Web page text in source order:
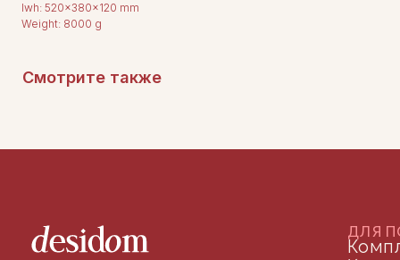
lwh: 520x380x120 mm
Weight: 8000 g
Смотрите также
Публичная оферта
+7 (905) 208-46-36